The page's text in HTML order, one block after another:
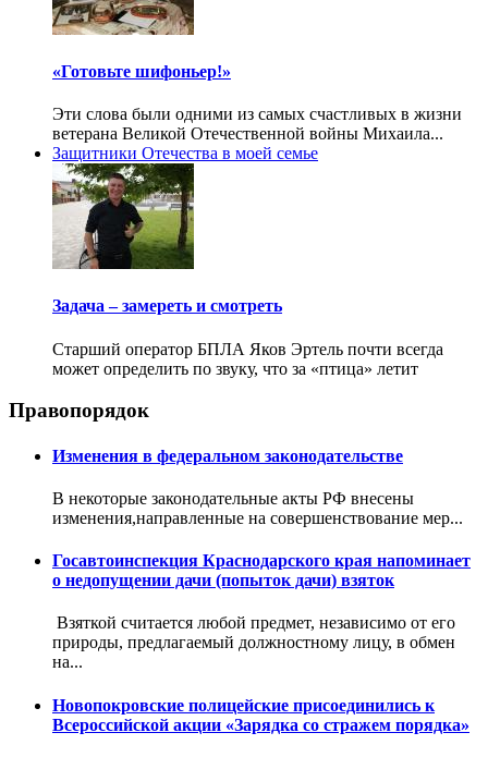
«Готовьте шифоньер!»
Эти слова были одними из самых счастливых в жизни
ветерана Великой Отечественной войны Михаила...
Защитники Отечества в моей семье
Задача – замереть и смотреть
Старший оператор БПЛА Яков Эртель почти всегда
может определить по звуку, что за «птица» летит
Правопорядок
Изменения в федеральном законодательстве
В некоторые законодательные акты РФ внесены
изменения,направленные на совершенствование мер...
Госавтоинспекция Краснодарского края напоминает
о недопущении дачи (попыток дачи) взяток
Взяткой считается любой предмет, независимо от его
природы, предлагаемый должностному лицу, в обмен
на...
Новопокровские полицейские присоединились к
Всероссийской акции «Зарядка со стражем порядка»